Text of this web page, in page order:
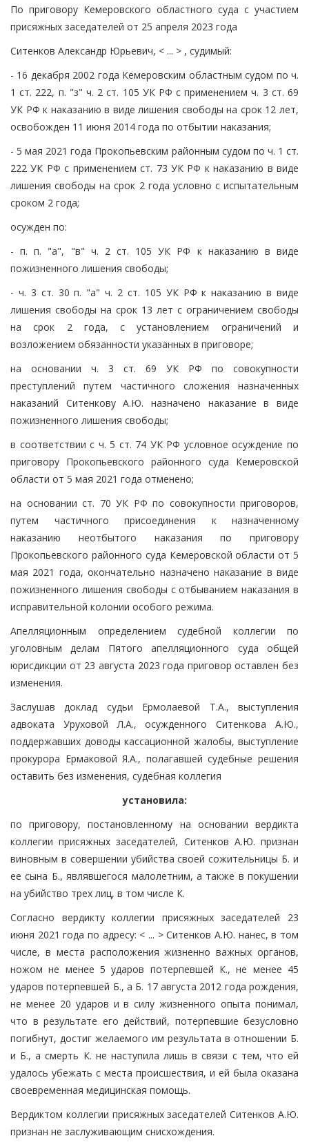
По приговору Кемеровского областного суда с участием
присяжных заседателей от 25 апреля 2023 года
Ситенков Александр Юрьевич, < ... > , судимый:
- 16 декабря 2002 года Кемеровским областным судом по ч.
1 ст. 222, п. "з" ч. 2 ст. 105 УК РФ с применением ч. 3 ст. 69
УК РФ к наказанию в виде лишения свободы на срок 12 лет,
освобожден 11 июня 2014 года по отбытии наказания;
- 5 мая 2021 года Прокопьевским районным судом по ч. 1 ст.
222 УК РФ с применением ст. 73 УК РФ к наказанию в виде
лишения свободы на срок 2 года условно с испытательным
сроком 2 года;
осужден по:
- п. п. "а", "в" ч. 2 ст. 105 УК РФ к наказанию в виде
пожизненного лишения свободы;
- ч. 3 ст. 30 п. "а" ч. 2 ст. 105 УК РФ к наказанию в виде
лишения свободы на срок 13 лет с ограничением свободы
на срок 2 года, с установлением ограничений и
возложением обязанности указанных в приговоре;
на основании ч. 3 ст. 69 УК РФ по совокупности
преступлений путем частичного сложения назначенных
наказаний Ситенкову А.Ю. назначено наказание в виде
пожизненного лишения свободы;
в соответствии с ч. 5 ст. 74 УК РФ условное осуждение по
приговору Прокопьевского районного суда Кемеровской
области от 5 мая 2021 года отменено;
на основании ст. 70 УК РФ по совокупности приговоров,
путем частичного присоединения к назначенному
наказанию неотбытого наказания по приговору
Прокопьевского районного суда Кемеровской области от 5
мая 2021 года, окончательно назначено наказание в виде
пожизненного лишения свободы с отбыванием наказания в
исправительной колонии особого режима.
Апелляционным определением судебной коллегии по
уголовным делам Пятого апелляционного суда общей
юрисдикции от 23 августа 2023 года приговор оставлен без
изменения.
Заслушав доклад судьи Ермолаевой Т.А., выступления
адвоката Уруховой Л.А., осужденного Ситенкова А.Ю.,
поддержавших доводы кассационной жалобы, выступление
прокурора Ермаковой Я.А., полагавшей судебные решения
оставить без изменения, судебная коллегия
установила:
по приговору, постановленному на основании вердикта
коллегии присяжных заседателей, Ситенков А.Ю. признан
виновным в совершении убийства своей сожительницы Б. и
ее сына Б., являвшегося малолетним, а также в покушении
на убийство трех лиц, в том числе К.
Согласно вердикту коллегии присяжных заседателей 23
июня 2021 года по адресу: < ... > Ситенков А.Ю. нанес, в том
числе, в места расположения жизненно важных органов,
ножом не менее 5 ударов потерпевшей К., не менее 45
ударов потерпевшей Б., а Б. 17 августа 2012 года рождения,
не менее 20 ударов и в силу жизненного опыта понимал,
что в результате его действий, потерпевшие безусловно
погибнут, достиг желаемого им результата в отношении Б.
и Б., а смерть К. не наступила лишь в связи с тем, что ей
удалось убежать с места происшествия, и ей была оказана
своевременная медицинская помощь.
Вердиктом коллегии присяжных заседателей Ситенков А.Ю.
признан не заслуживающим снисхождения.